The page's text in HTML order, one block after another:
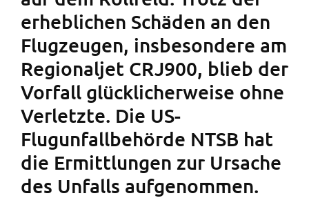
erheblichen Schäden an den
Flugzeugen, insbesondere am
Regionaljet CRJ900, blieb der
Vorfall glücklicherweise ohne
Verletzte. Die US-
Flugunfallbehörde NTSB hat
die Ermittlungen zur Ursache
des Unfalls aufgenommen.